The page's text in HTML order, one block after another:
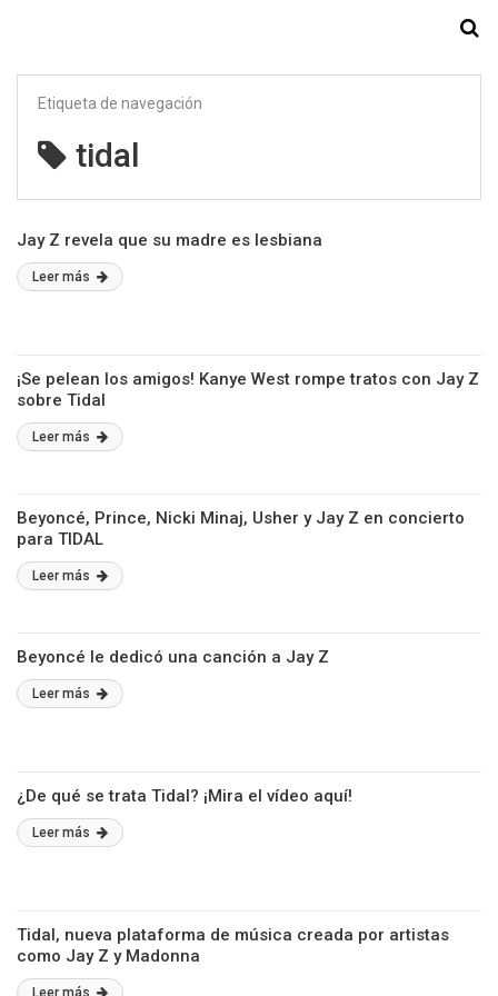
Etiqueta de navegación
tidal
Jay Z revela que su madre es lesbiana
Leer más
¡Se pelean los amigos! Kanye West rompe tratos con Jay Z
sobre Tidal
Leer más
Beyoncé, Prince, Nicki Minaj, Usher y Jay Z en concierto
para TIDAL
Leer más
Beyoncé le dedicó una canción a Jay Z
Leer más
¿De qué se trata Tidal? ¡Mira el vídeo aquí!
Leer más
Tidal, nueva plataforma de música creada por artistas
como Jay Z y Madonna
Leer más